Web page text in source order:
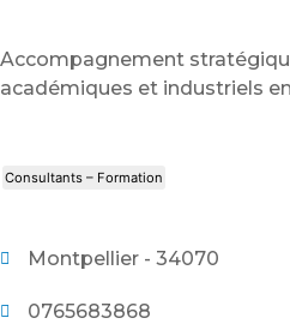
Accompagnement
académiques et industriels
Consultants – Formation
Montpellier - 34070
0765683868